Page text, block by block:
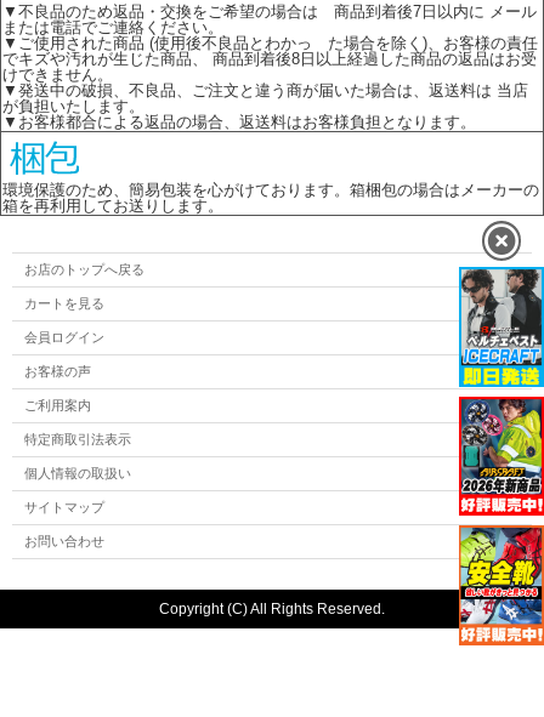
▼不良品のため返品・交換をご希望の場合は 商品到着後7日以内に メール
または電話でご連絡ください。
▼ご使用された商品 (使用後不良品とわかっ た場合を除く)、お客様の責任
でキズや汚れが生じた商品、 商品到着後8日以上経過した商品の返品はお受
けできません。
▼発送中の破損、不良品、ご注文と違う商が届いた場合は、返送料は 当店
が負担いたします。
▼お客様都合による返品の場合、返送料はお客様負担となります。
環境保護のため、簡易包装を心がけております。箱梱包の場合はメーカーの
箱を再利用してお送りします。
お店のトップへ戻る
カートを見る
会員ログイン
お客様の声
ご利用案内
特定商取引法表示
個人情報の取扱い
サイトマップ
お問い合わせ
Copyright (C) All Rights Reserved.